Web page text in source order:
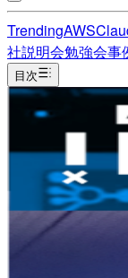
TrendingAWS
社説明会勉強会事
目次